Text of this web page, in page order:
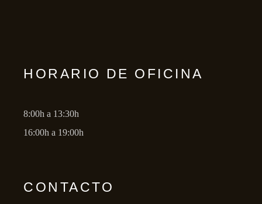
HORARIO DE OFICINA
8:00h a 13:30h
16:00h a 19:00h
CONTACTO